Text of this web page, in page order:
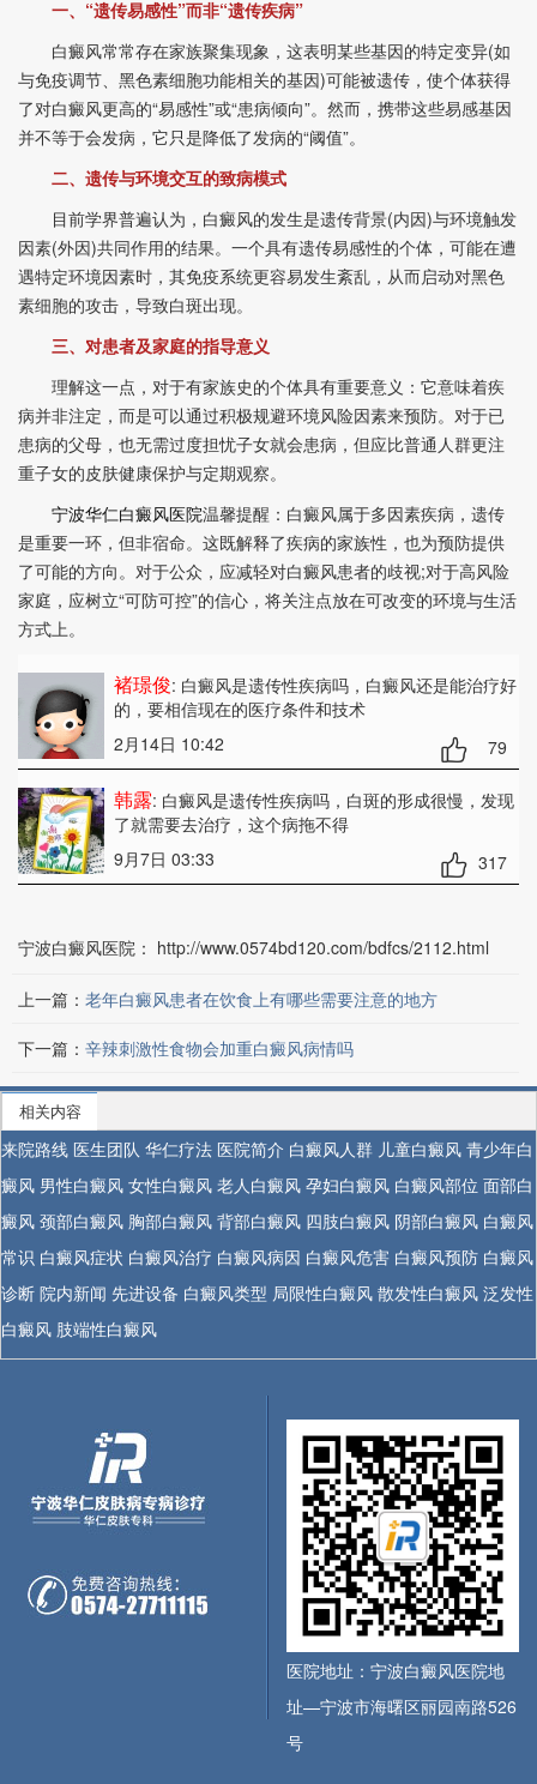
一、“遗传易感性”而非“遗传疾病”
白癜风常常存在家族聚集现象，这表明某些基因的特定变异(如
与免疫调节、黑色素细胞功能相关的基因)可能被遗传，使个体获得
了对白癜风更高的“易感性”或“患病倾向”。然而，携带这些易感基因
并不等于会发病，它只是降低了发病的“阈值”。
二、遗传与环境交互的致病模式
目前学界普遍认为，白癜风的发生是遗传背景(内因)与环境触发
因素(外因)共同作用的结果。一个具有遗传易感性的个体，可能在遭
遇特定环境因素时，其免疫系统更容易发生紊乱，从而启动对黑色
素细胞的攻击，导致白斑出现。
三、对患者及家庭的指导意义
理解这一点，对于有家族史的个体具有重要意义：它意味着疾
病并非注定，而是可以通过积极规避环境风险因素来预防。对于已
患病的父母，也无需过度担忧子女就会患病，但应比普通人群更注
重子女的皮肤健康保护与定期观察。
宁波华仁白癜风医院温馨提醒：白癜风属于多因素疾病，遗传
是重要一环，但非宿命。这既解释了疾病的家族性，也为预防提供
了可能的方向。对于公众，应减轻对白癜风患者的歧视;对于高风险
家庭，应树立“可防可控”的信心，将关注点放在可改变的环境与生活
方式上。
褚璟俊: 白癜风是遗传性疾病吗，白癜风还是能治疗好
的，要相信现在的医疗条件和技术
2月14日 10:42
79
韩露: 白癜风是遗传性疾病吗，白斑的形成很慢，发现
了就需要去治疗，这个病拖不得
9月7日 03:33
317
宁波白癜风医院： http://www.0574bd120.com/bdfcs/2112.html
上一篇： 老年白癜风患者在饮食上有哪些需要注意的地方
下一篇： 辛辣刺激性食物会加重白癜风病情吗
相关内容
来院路线 医生团队 华仁疗法 医院简介 白癜风人群 儿童白癜风 青少年白
癜风 男性白癜风 女性白癜风 老人白癜风 孕妇白癜风 白癜风部位 面部白
癜风 颈部白癜风 胸部白癜风 背部白癜风 四肢白癜风 阴部白癜风 白癜风
常识 白癜风症状 白癜风治疗 白癜风病因 白癜风危害 白癜风预防 白癜风
诊断 院内新闻 先进设备 白癜风类型 局限性白癜风 散发性白癜风 泛发性
白癜风 肢端性白癜风
医院地址：宁波白癜风医院地
址—宁波市海曙区丽园南路526
号